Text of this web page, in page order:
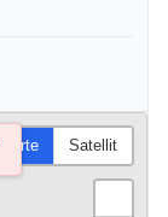
Karte Satellit